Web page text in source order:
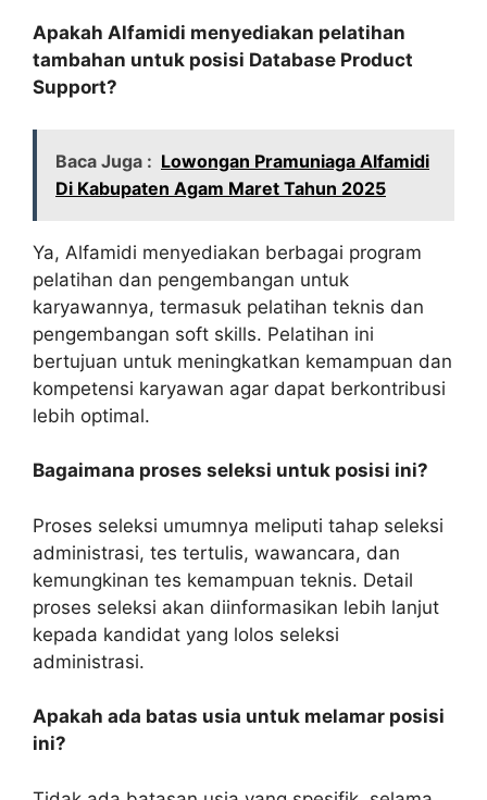
Apakah Alfamidi menyediakan pelatihan
tambahan untuk posisi Database Product
Support?
Baca Juga : Lowongan Pramuniaga Alfamidi
Di Kabupaten Agam Maret Tahun 2025
Ya, Alfamidi menyediakan berbagai program
pelatihan dan pengembangan untuk
karyawannya, termasuk pelatihan teknis dan
pengembangan soft skills. Pelatihan ini
bertujuan untuk meningkatkan kemampuan dan
kompetensi karyawan agar dapat berkontribusi
lebih optimal.
Bagaimana proses seleksi untuk posisi ini?
Proses seleksi umumnya meliputi tahap seleksi
administrasi, tes tertulis, wawancara, dan
kemungkinan tes kemampuan teknis. Detail
proses seleksi akan diinformasikan lebih lanjut
kepada kandidat yang lolos seleksi
administrasi.
Apakah ada batas usia untuk melamar posisi
ini?